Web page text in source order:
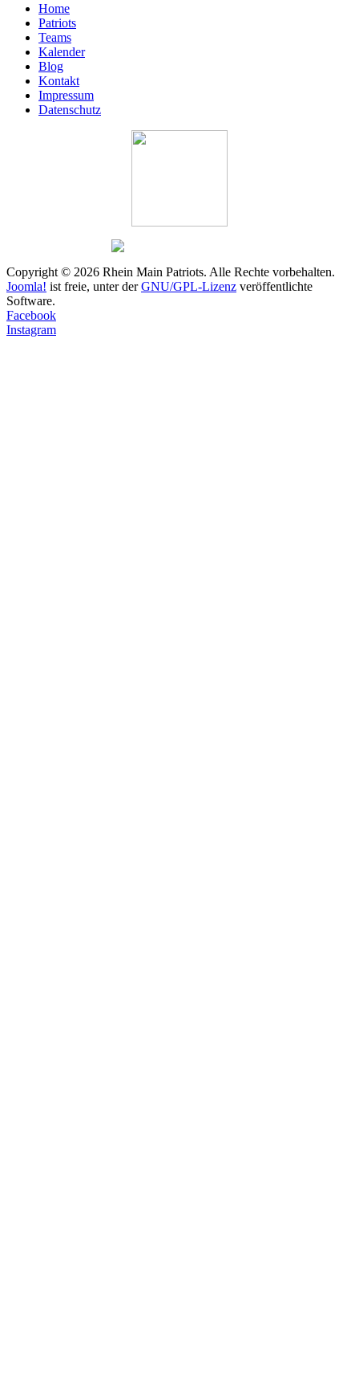
Home
Patriots
Teams
Kalender
Blog
Kontakt
Impressum
Datenschutz
Copyright © 2026 Rhein Main Patriots. Alle Rechte vorbehalten.
Joomla! ist freie, unter derGNU/GPL-Lizenz veröffentlichte
Software.
Facebook
Instagram